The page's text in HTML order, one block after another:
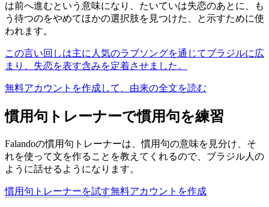
は前へ進むという意味になり、たいていは失恋のあとに、も
う待つのをやめてほかの選択肢を見つけた、と示すために使
われます。
この言い回しは主に人気のラブソングを通じてブラジルに広
まり、失恋を表す含みを定着させました。
無料アカウントを作成して、由来の全文を読む
慣用句トレーナーで慣用句を練習
Falandoの慣用句トレーナーは、慣用句の意味を見分け、そ
れを使って文を作ることを教えてくれるので、ブラジル人の
ように話せるようになります。
慣用句トレーナーを試す無料アカウントを作成